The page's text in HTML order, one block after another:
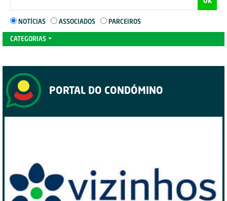
NOTÍCIAS ASSOCIADOS PARCEIROS
CATEGORIAS
PORTAL DO CONDÓMINO